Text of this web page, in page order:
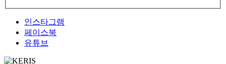
인스타그램
페이스북
유튜브